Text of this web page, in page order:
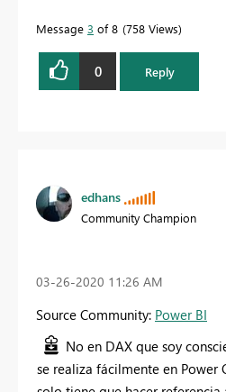
Message 3 of 8 758 Views
0 Reply
edhans
Community Champion
‎03-26-2020 11:26 AM
Source Community: Power BI
No en DAX que soy
se realiza fácilmente en Power